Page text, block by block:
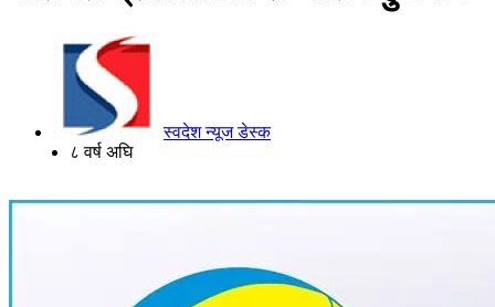
स्वदेश न्यूज डेस्क
८ वर्ष अघि